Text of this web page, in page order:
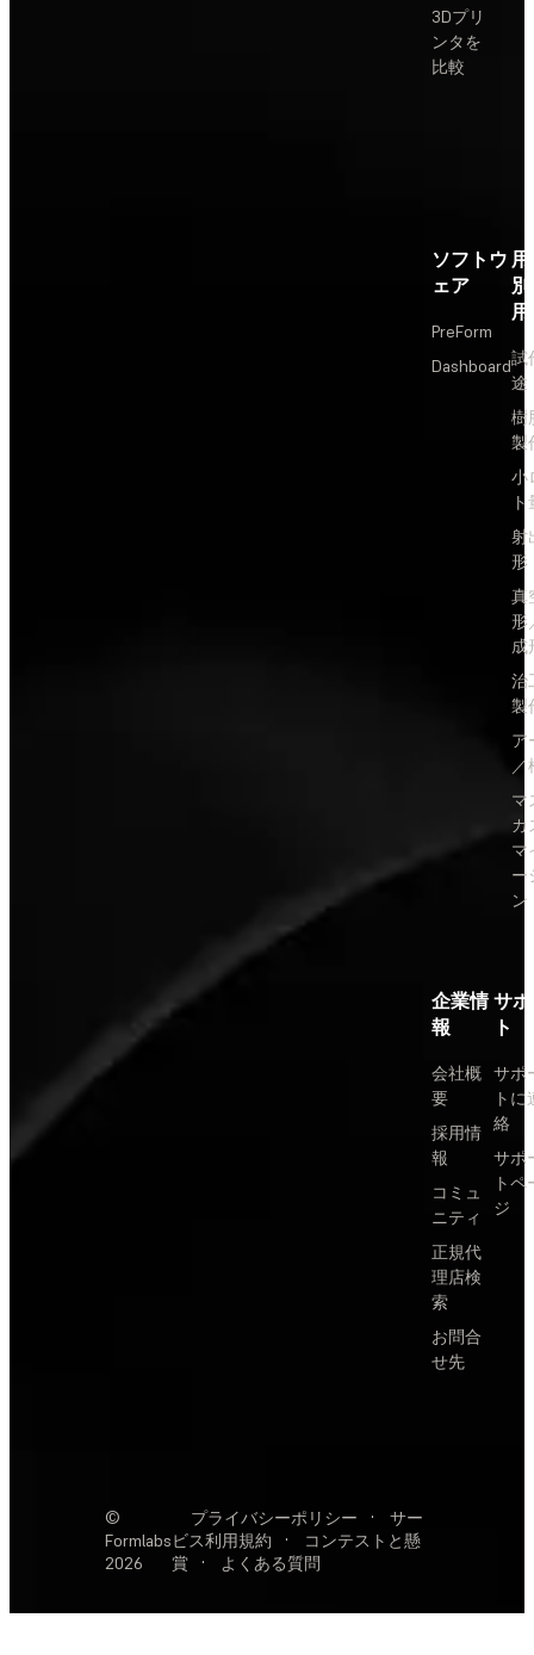
3Dプリ
ンタを
比較
ソフトウ
ェア
PreForm
Dashboard試
途
樹
製
小
射
形
真
形
成
治
製
ア
／
マ
カ
マ
ー
ン
企業情
報
会社概
要
採用情
報
コミュ
ニティ
正規代
理店検
索
お問合
せ先
サ
ト
サポ
トに
絡
サポ
トペ
ジ
©
Formlabs
2026
プライバシーポリシー ·
サー
ビス利用規約
·
コンテストと懸
賞
· よくある質問